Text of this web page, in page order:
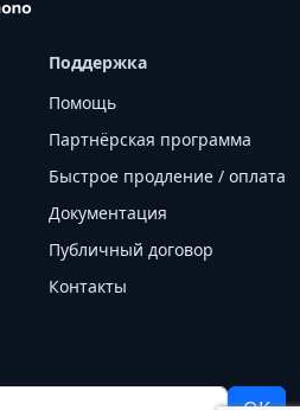
Поддержка
Помощь
Партнёрская программа
Быстрое продление / оплата
Документация
Публичный договор
Контакты